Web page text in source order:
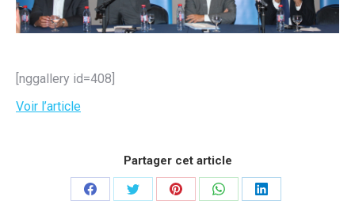
[nggallery id=408]
Voir l’article
Partager cet article
PartagerPartagerPartagerPartagerPartager